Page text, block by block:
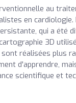
au
en cardiologie.
qui a été
3D
réalisées plus
d'apprendre,
scientifique et